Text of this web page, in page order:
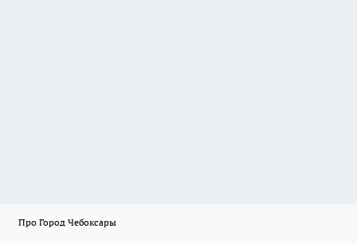
Про Город Чебоксары